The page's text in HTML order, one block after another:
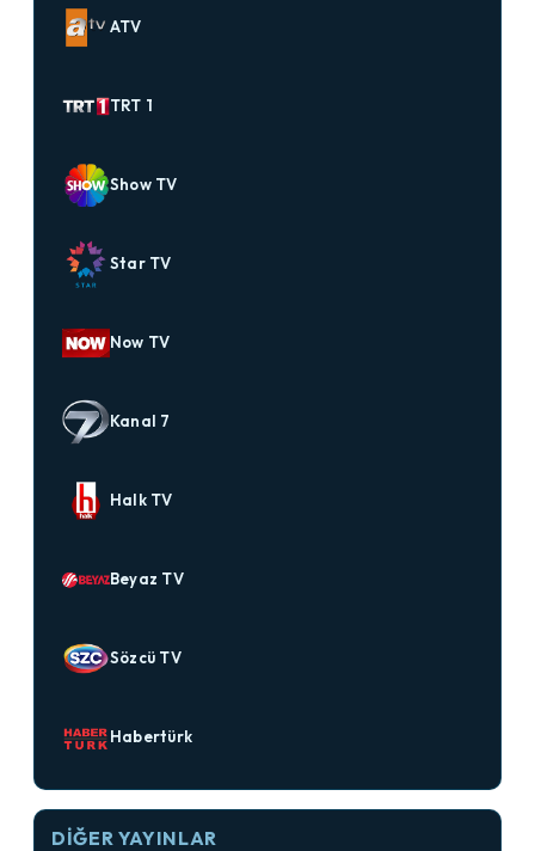
ATV
TRT 1
Show TV
Star TV
Now TV
Kanal 7
Halk TV
Beyaz TV
Sözcü TV
Habertürk
DIĞER YAYINLAR